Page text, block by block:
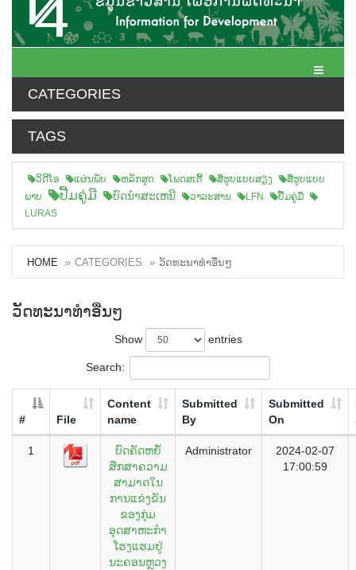
Toggle
CATEGORIES
TAGS
ວິດີໂອ ແຜ່ນພັບ ຫລັກສູດ ໂພດສເຕີ້ ສືຮູບແບບສຽງ
ສື່ຮູບແບບ
ພາບ
ປື້ມຄູ່ມື ບົດນຳສະເຫນີ ວາລະສານ LFN
ປື້ມຄູ່ມື
LURAS
HOME CATEGORIES ວັດທະນາທຳອື່ນໆ
ວັດທະນາທຳອື່ນໆ
Show entries
Search:
# File
Content
name
Submitted
By
Submitted
On
1
ບົດຄັດຫຍໍ້
ສຶກສາຄວາມ
ສາມາດໃນ
ການແຂ່ງຂັນ
ຂອງກຸ່ມ
ອຸດສາຫະກຳ
ໂຮງແຮມຢູ່
ນະຄອນຫຼວງ
Administrator
2024-02-07
17:00:59